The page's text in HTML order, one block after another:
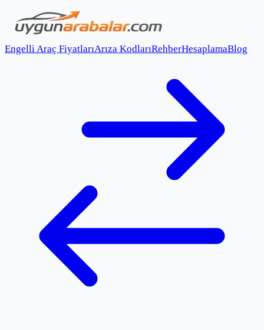
Engelli Araç FiyatlarıArıza KodlarıRehberHesaplamaBlog